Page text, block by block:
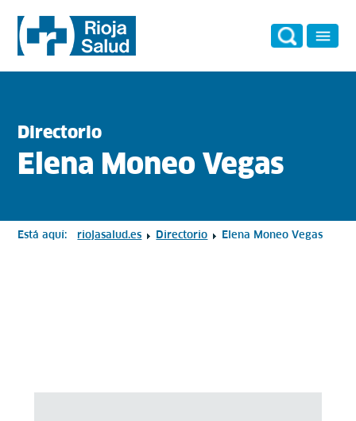
Directorio
Elena Moneo Vegas
Está aquí: riojasalud.es Directorio Elena Moneo Vegas